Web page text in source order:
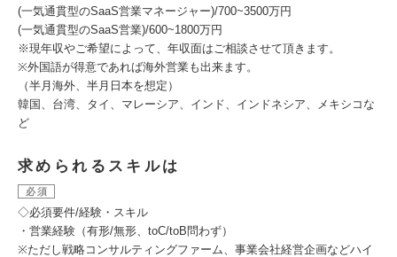
(一気通貫型のSaaS営業マネージャー)/700~3500万円
(一気通貫型のSaaS営業)/600~1800万円
※現年収やご希望によって、年収面はご相談させて頂きます。
※外国語が得意であれば海外営業も出来ます。
（半月海外、半月日本を想定）
韓国、台湾、タイ、マレーシア、インド、インドネシア、メキシコな
ど
求められるスキルは
必須
◇必須要件/経験・スキル
・営業経験（有形/無形、toC/toB問わず）
※ただし戦略コンサルティングファーム、事業会社経営企画などハイ